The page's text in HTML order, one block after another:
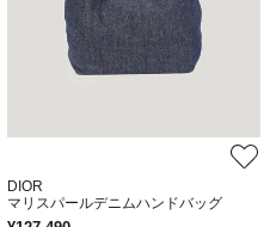
DIOR
マリスパールデニムハンドバッグ